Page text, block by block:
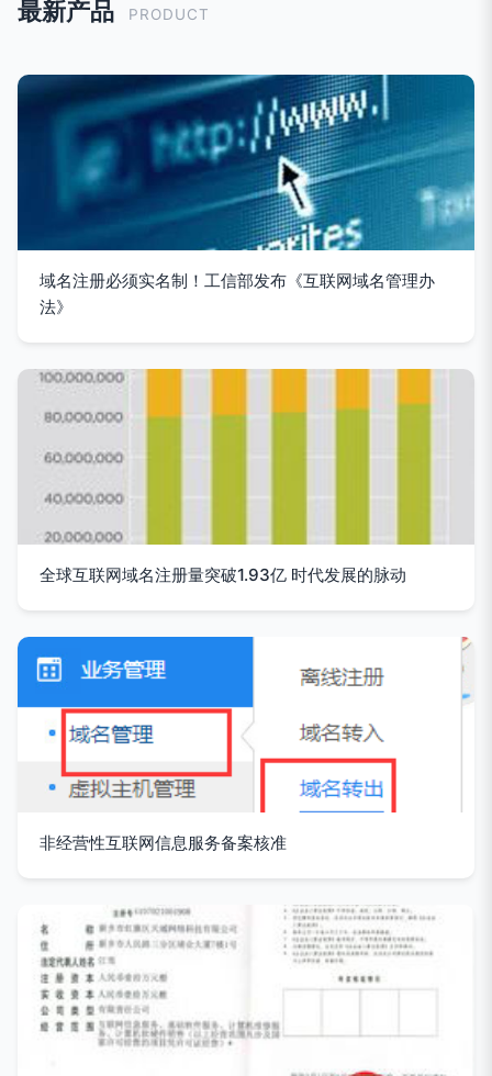
最新产品 PRODUCT
域名注册必须实名制！工信部发布《互联网域名管理办
法》
全球互联网域名注册量突破1.93亿 时代发展的脉动
非经营性互联网信息服务备案核准